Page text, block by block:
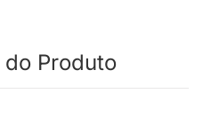
Produto